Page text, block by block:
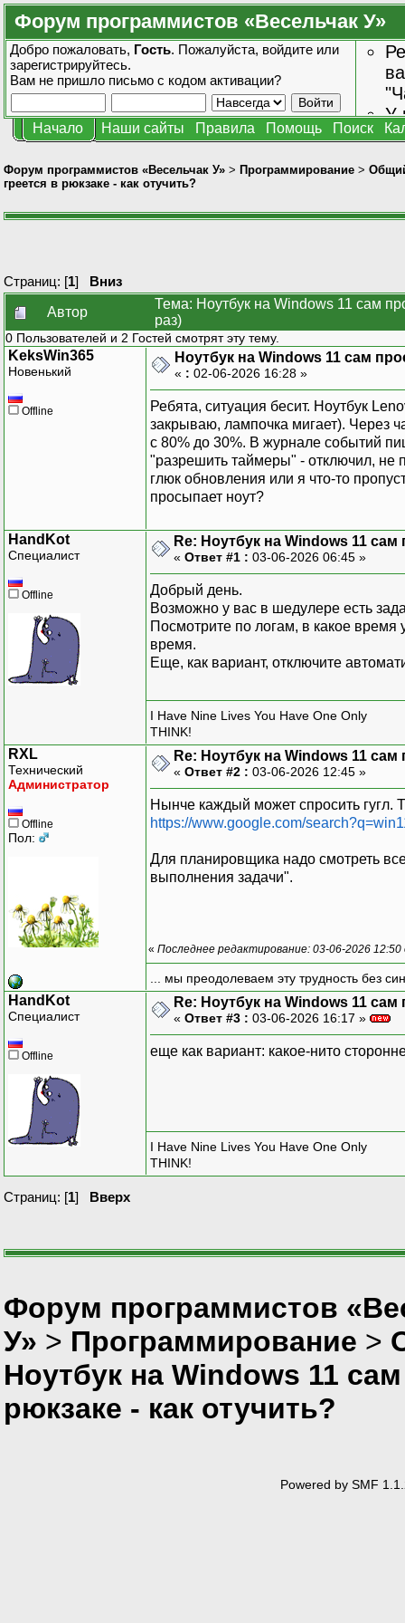
Форум программистов «Весельчак У»
Добро пожаловать, Гость. Пожалуйста, войдите или
зарегистрируйтесь.
Вам не пришло письмо с кодом активации?
У
Начало Наши сайты Правила Помощь Поиск
Форум программистов «Весельчак У» > Программирование >
греется в рюкзаке - как отучить?
Страниц: [1] Вниз
Автор
Тема: Ноутбук на Windows 11 сам
раз)
0 Пользователей и 2 Гостей смотрят эту тему.
KeksWin365
Новенький
Offline
Ноутбук на Windows 11 сам
« : 02-06-2026 16:28 »
Ребята, ситуация бесит. Ноутбук
закрываю, лампочка мигает). Через
с 80% до 30%. В журнале событий
"разрешить таймеры" - отключил, не
глюк обновления или я что-то
просыпает ноут?
HandKot
Специалист
Offline
Re: Ноутбук на Windows 11
« Ответ #1 : 03-06-2026 06:45 »
Добрый день.
Возможно у вас в шедулере есть
Посмотрите по логам, в какое время
время.
Еще, как вариант, отключите
I Have Nine Lives You Have One Only
THINK!
RXL
Технический
Администратор
Offline
Пол:
Re: Ноутбук на Windows 11
« Ответ #2 : 03-06-2026 12:45 »
Нынче каждый может спросить
https://www.google.com/
Для планировщика надо смотреть
выполнения задачи".
« Последнее редактирование: 03-06-2026
... мы преодолеваем эту трудность без
HandKot
Специалист
Offline
Re: Ноутбук на Windows 11
« Ответ #3 : 03-06-2026 16:17 »
еще как вариант: какое-нито
I Have Nine Lives You Have One Only
THINK!
Страниц: [1] Вверх
Форум программистов
У» > Программирование >
Ноутбук на Windows 11
рюкзаке - как отучить?
Powered by SMF